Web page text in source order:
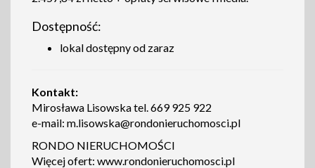
Dostępność:
lokal dostępny od zaraz
Kontakt:
Mirosława Lisowska tel. 669 925 922
e-mail: m.lisowska@rondonieruchomosci.pl
RONDO NIERUCHOMOŚCI
Więcej ofert: www.rondonieruchomosci.pl